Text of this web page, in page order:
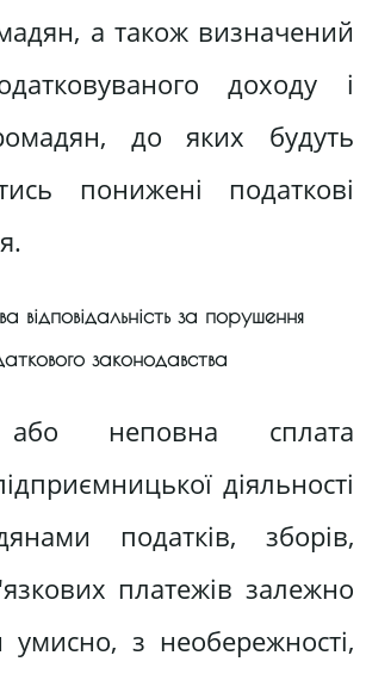
а також визначений
доходу і
до яких будуть
понижені податкові
відповідальність за порушення
законодавства
або неповна сплата
діяльності
податків, зборів,
платежів залежно
умисно, з необережності,